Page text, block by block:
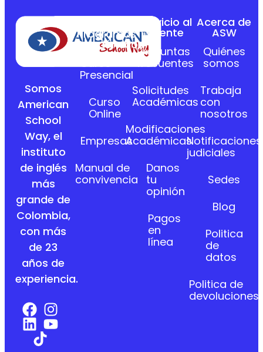
Somos
American
School
Way, el
instituto
de inglés
más
grande de
Colombia,
con más
de 23
años de
experiencia.
Programas
Académicos
Curso
Presencial
Curso
Online
Empresas
Manual de
convivencia
Servicio al
Cliente
Preguntas
frecuentes
Solicitudes
Académicas
Modificaciones
Académicas
Danos
tu
opinión
Pagos
en
línea
Acerca de
ASW
Quiénes
somos
Trabaja
con
nosotros
Notificaciones
judiciales
Sedes
Blog
Politica
de
datos
Politica de
devoluciones